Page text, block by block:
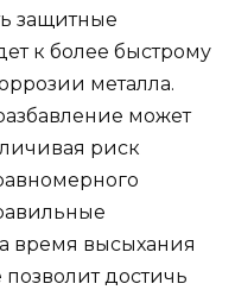
защитные
к более быстрому
металла.
может
риск
время высыхания
достичь